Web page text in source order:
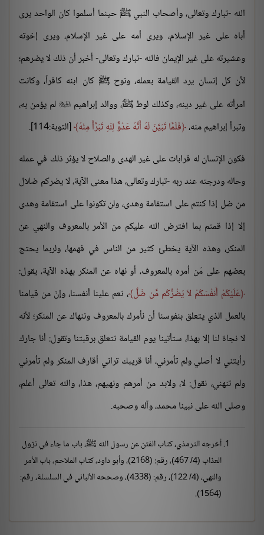
الله -تبارك وتعالى، وأصحاب النبي ﷺ حينما أسلموا كان الواحد يرى
أباه على غير الإسلام، ويرى أمه على غير الإسلام، ويرى إخوته
وعشيرته على غير الإيمان فالله -تبارك وتعالى- أخبر أن ذلك لا يضرهم؛
لأن كل إنسان يرد القيامة بعمله، ونوح ﷺ كان ابنه كافراً، وكانت
امرأته على غير دينه، وكذلك لوط ﷺ، ووالد إبراهيم لم يؤمن به،
وتبرأ إبراهيم منه، فَلَمَّا تَبَيَّنَ لَهُ أَنَّهُ عَدُوٌّ لِلّهِ تَبَرَّأَ مِنْهُ [التوبة:114].
فكون الإنسان له قرابات على غير الهدى والصلاح لا يؤثر ذلك في عمله
وحاله ودرجته عند ربه -تبارك وتعالى، هذا معنى الآية، لا يضركم ضلال
من ضل إذا كنتم على استقامة وهدى، ولن تكونوا على استقامة وهدى
إلا إذا قمتم بما افترض الله عليكم من الأمر بالمعروف والنهي عن
المنكر، وهذه الآية يخطئ كثير من الناس في فهمها، ولربما يحتج
بعضهم على مَن أمره بالمعروف، أو نهاه عن المنكر بهذه الآية، يقول:
عَلَيْكُمْ أَنفُسَكُمْ لاَ يَضُرُّكُم مَّن ضَلَّ ، نعم علينا أنفسنا، وإنّ من قيامنا
بالعمل الذي يتعلق بنفوسنا أن نأمرك بالمعروف وننهاك عن المنكر؛ لأنه
لا نجاة لنا إلا بهذا، ستأتينا يوم القيامة تتعلق برقبتنا وتقول: أنا جارك
رأيتني لا أصلي ولم تأمرني، أنا قريبك تراني أقارف المنكر ولم تأمرني
ولم تنهني، نقول: لا، ولابد من أمرهم ونهيهم، هذا، والله تعالى أعلم،
وصلى الله على نبينا محمد، وآله وصحبه.
أخرجه الترمذي، كتاب الفتن عن رسول الله ﷺ، باب ما جاء في نزول
العذاب (4/ 467)، رقم: (2168)، وأبو داود، كتاب الملاحم، باب الأمر
والنهي، (4/ 122)، رقم: (4338)، وصححه الألباني في السلسلة، رقم:
(1564).